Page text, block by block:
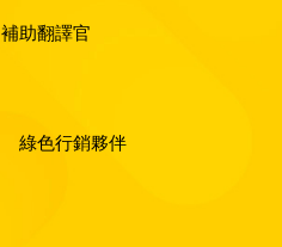
補助翻譯官
綠色行銷夥伴